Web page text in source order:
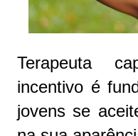
Terapeuta
incentivo é
jovens se